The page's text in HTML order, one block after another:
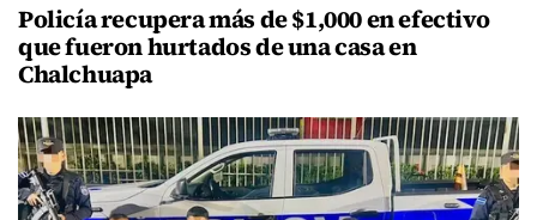
Policía recupera más de $1,000 en efectivo
que fueron hurtados de una casa en
Chalchuapa